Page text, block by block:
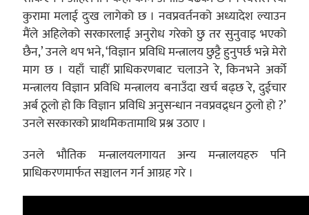
कुरामा मलाई दुःख लागेको छ । नवप्रवर्तनको अध्यादेश ल्याउन
मैंले अहिलेको सरकारलाई अनुरोध गरेको छु तर सुनुवाइ भएको
छैन,’ उनले थप भने, ‘विज्ञान प्रविधि मन्त्रालय छुट्टै हुनुपर्छ भन्ने मेरो
माग छ । यहाँ चाहीं प्राधिकरणबाट चलाउने रे, किनभने अर्को
मन्त्रालय विज्ञान प्रविधि मन्त्रालय बनाउँदा खर्च बढ्छ रे, दुईचार
अर्ब ठूलो हो कि विज्ञान प्रविधि अनुसन्धान नवप्रवद्र्धन ठुलो हो ?’
उनले सरकारको प्राथमिकतामाथि प्रश्न उठाए ।
उनले भौतिक मन्त्रालयलगायत अन्य मन्त्रालयहरु पनि
प्राधिकरणमार्फत सञ्चालन गर्न आग्रह गरे ।